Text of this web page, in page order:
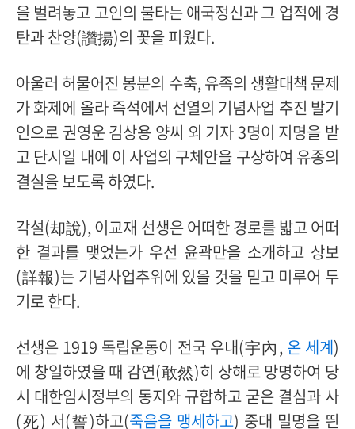
을 벌려놓고 고인의 불타는 애국정신과 그 업적에 경
탄과 찬양(讚揚)의 꽃을 피웠다.
아울러 허물어진 봉분의 수축, 유족의 생활대책 문제
가 화제에 올라 즉석에서 선열의 기념사업 추진 발기
인으로 권영운 김상용 양씨 외 기자 3명이 지명을 받
고 단시일 내에 이 사업의 구체안을 구상하여 유종의
결실을 보도록 하였다.
각설(却說), 이교재 선생은 어떠한 경로를 밟고 어떠
한 결과를 맺었는가 우선 윤곽만을 소개하고 상보
(詳報)는 기념사업추위에 있을 것을 믿고 미루어 두
기로 한다.
선생은 1919 독립운동이 전국 우내(宇內, 온 세계)
에 창일하였을 때 감연(敢然)히 상해로 망명하여 당
시 대한임시정부의 동지와 규합하고 굳은 결심과 사
(死) 서(誓)하고(죽음을 맹세하고) 중대 밀명을 띈